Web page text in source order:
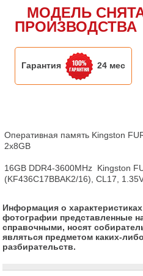
МОДЕЛЬ
ПРОИЗВОДСТВА
Гарантия 24 мес
Оперативная память Kingston
2x8GB
16GB DDR4-3600MHz  Kingston
(KF436C17BBAK2/16), CL17,
Информация о
фотографии представленные
справочными, носят
являться предметом каких-
разбирательств.